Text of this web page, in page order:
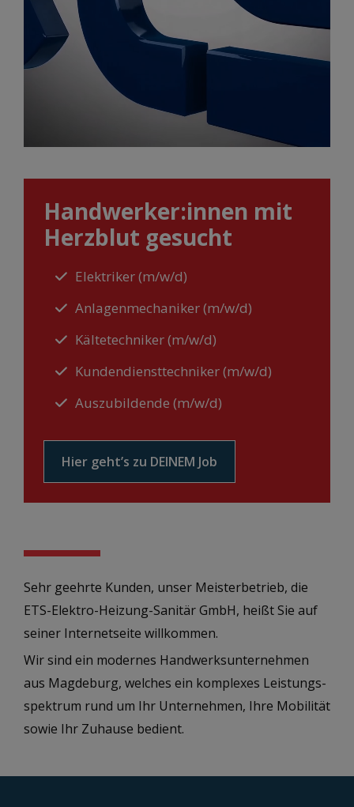
Hand­werker:­innen mit
Herz­blut ge­sucht
Elektriker (m/w/d)
Anlagenmechaniker (m/w/d)
Kältetechniker (m/w/d)
Kundendiensttechniker (m/w/d)
Auszubildende (m/w/d)
Hier geht’s zu DEINEM Job
Sehr geehrte Kunden, unser Meisterbetrieb, die
ETS-Elektro-Heizung-Sanitär GmbH, heißt Sie auf
seiner Internet­seite will­kommen.
Wir sind ein modernes Hand­werks­unternehmen
aus Magdeburg, welches ein komplexes Leistungs­
spektrum rund um Ihr Unter­nehmen, Ihre Mobilität
sowie Ihr Zu­hause bedient.